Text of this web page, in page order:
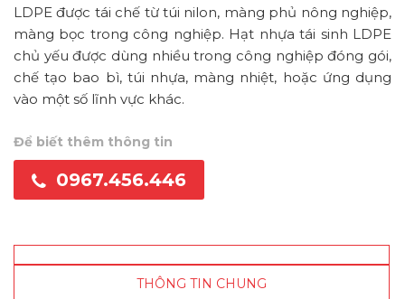
LDPE được tái chế từ túi nilon, màng phủ nông nghiệp,
màng bọc trong công nghiệp. Hạt nhựa tái sinh LDPE
chủ yếu được dùng nhiều trong công nghiệp đóng gói,
chế tạo bao bì, túi nhựa, màng nhiệt, hoặc ứng dụng
vào một số lĩnh vực khác.
Để biết thêm thông tin
0967.456.446
THÔNG TIN CHUNG